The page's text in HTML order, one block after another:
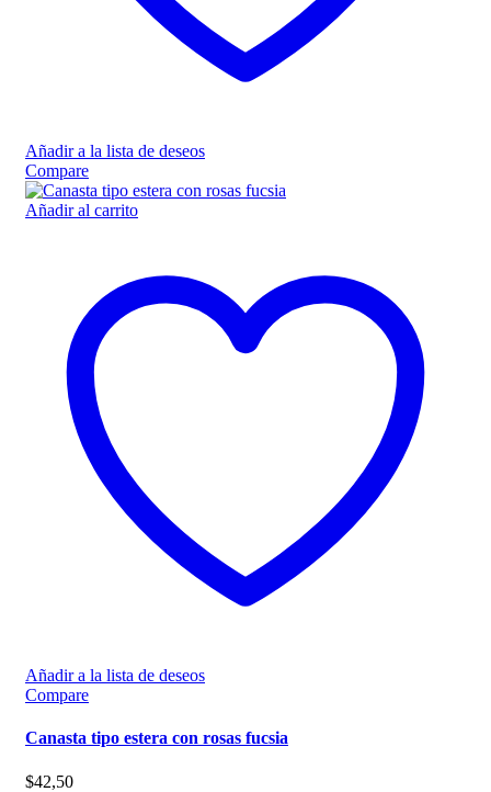
Añadir a la lista de deseos
Compare
Añadir al carrito
Añadir a la lista de deseos
Compare
Canasta tipo estera con rosas fucsia
$42,50